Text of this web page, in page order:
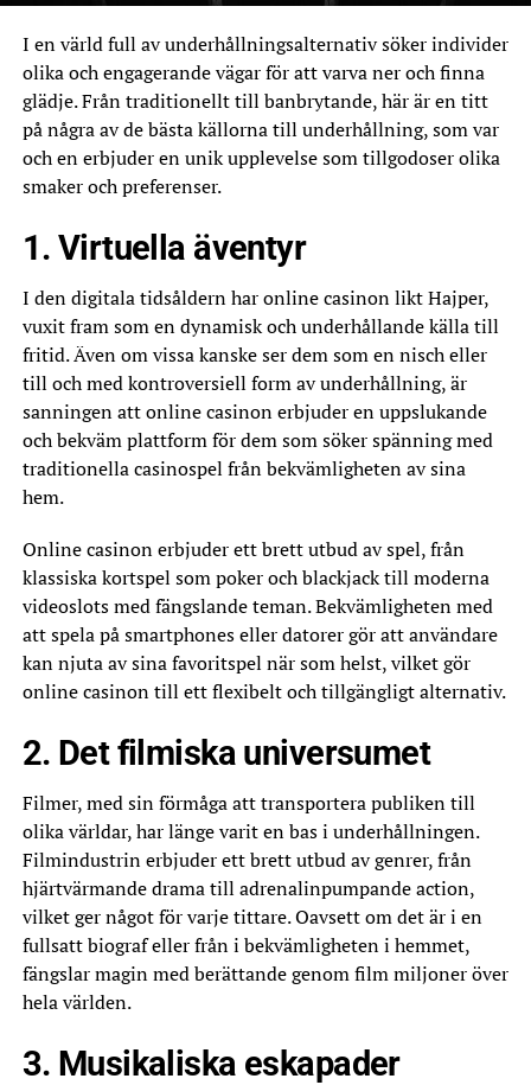
I en värld full av underhållningsalternativ söker individer
olika och engagerande vägar för att varva ner och finna
glädje. Från traditionellt till banbrytande, här är en titt
på några av de bästa källorna till underhållning, som var
och en erbjuder en unik upplevelse som tillgodoser olika
smaker och preferenser.
1. Virtuella äventyr
I den digitala tidsåldern har online casinon likt Hajper,
vuxit fram som en dynamisk och underhållande källa till
fritid. Även om vissa kanske ser dem som en nisch eller
till och med kontroversiell form av underhållning, är
sanningen att online casinon erbjuder en uppslukande
och bekväm plattform för dem som söker spänning med
traditionella casinospel från bekvämligheten av sina
hem.
Online casinon erbjuder ett brett utbud av spel, från
klassiska kortspel som poker och blackjack till moderna
videoslots med fängslande teman. Bekvämligheten med
att spela på smartphones eller datorer gör att användare
kan njuta av sina favoritspel när som helst, vilket gör
online casinon till ett flexibelt och tillgängligt alternativ.
2. Det filmiska universumet
Filmer, med sin förmåga att transportera publiken till
olika världar, har länge varit en bas i underhållningen.
Filmindustrin erbjuder ett brett utbud av genrer, från
hjärtvärmande drama till adrenalinpumpande action,
vilket ger något för varje tittare. Oavsett om det är i en
fullsatt biograf eller från i bekvämligheten i hemmet,
fängslar magin med berättande genom film miljoner över
hela världen.
3. Musikaliska eskapader